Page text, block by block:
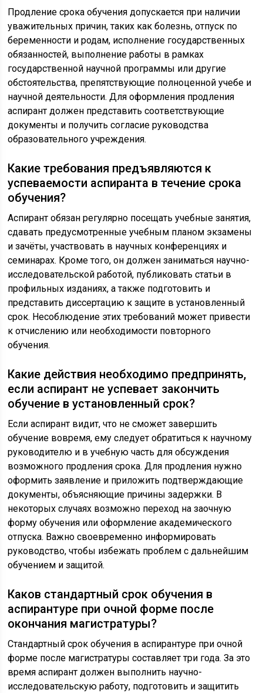
Продление срока обучения допускается при наличии
уважительных причин, таких как болезнь, отпуск по
беременности и родам, исполнение государственных
обязанностей, выполнение работы в рамках
государственной научной программы или другие
обстоятельства, препятствующие полноценной учебе и
научной деятельности. Для оформления продления
аспирант должен представить соответствующие
документы и получить согласие руководства
образовательного учреждения.
Какие требования предъявляются к
успеваемости аспиранта в течение срока
обучения?
Аспирант обязан регулярно посещать учебные занятия,
сдавать предусмотренные учебным планом экзамены
и зачёты, участвовать в научных конференциях и
семинарах. Кроме того, он должен заниматься научно-
исследовательской работой, публиковать статьи в
профильных изданиях, а также подготовить и
представить диссертацию к защите в установленный
срок. Несоблюдение этих требований может привести
к отчислению или необходимости повторного
обучения.
Какие действия необходимо предпринять,
если аспирант не успевает закончить
обучение в установленный срок?
Если аспирант видит, что не сможет завершить
обучение вовремя, ему следует обратиться к научному
руководителю и в учебную часть для обсуждения
возможного продления срока. Для продления нужно
оформить заявление и приложить подтверждающие
документы, объясняющие причины задержки. В
некоторых случаях возможно переход на заочную
форму обучения или оформление академического
отпуска. Важно своевременно информировать
руководство, чтобы избежать проблем с дальнейшим
обучением и защитой.
Каков стандартный срок обучения в
аспирантуре при очной форме после
окончания магистратуры?
Стандартный срок обучения в аспирантуре при очной
форме после магистратуры составляет три года. За это
время аспирант должен выполнить научно-
исследовательскую работу, подготовить и защитить